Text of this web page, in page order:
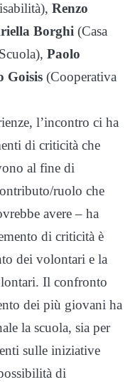
Renzo
Borghi (Casa
Paolo
Goisis (Cooperativa
l’incontro ci ha
di criticità che
al fine di
ruolo che
avere – ha
di criticità è
dei volontari e la
Il confronto
dei più giovani ha
la scuola, sia per
sulle iniziative
di